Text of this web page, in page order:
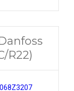
R22)